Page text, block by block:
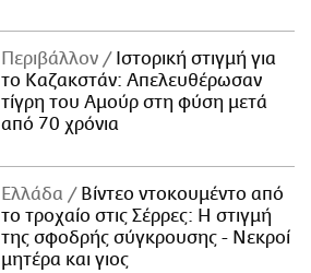
Περιβάλλον
Ιστορική στιγμή για
το Καζακστάν: Απελευθέρωσαν
τίγρη του Αμούρ στη φύση μετά
από 70 χρόνια
Ελλάδα
Βίντεο ντοκουμέντο από
το τροχαίο στις Σέρρες: Η στιγμή
της σφοδρής σύγκρουσης - Νεκροί
μητέρα και γιος